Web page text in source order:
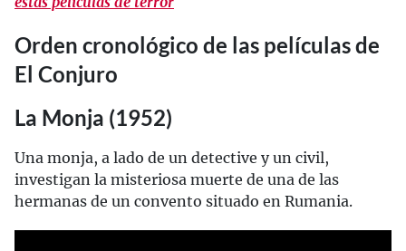
Orden cronológico de las películas de
El Conjuro
La Monja (1952)
Una monja, a lado de un detective y un civil,
investigan la misteriosa muerte de una de las
hermanas de un convento situado en Rumania.